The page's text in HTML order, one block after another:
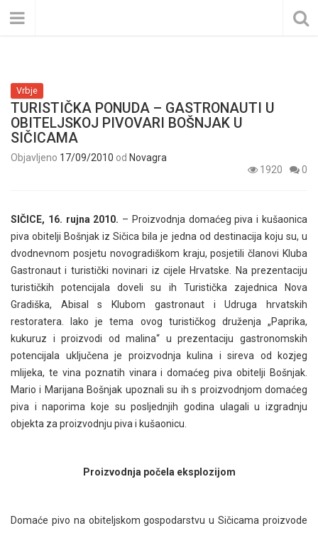
Vrbje
TURISTIČKA PONUDA – GASTRONAUTI U
OBITELJSKOJ PIVOVARI BOŠNJAK U
SIČICAMA
Objavljeno 17/09/2010 od Novagra
1920
0
SIČICE, 16. rujna 2010. – Proizvodnja domaćeg piva i kušaonica
piva obitelji Bošnjak iz Sičica bila je jedna od destinacija koju su, u
dvodnevnom posjetu novogradiškom kraju, posjetili članovi Kluba
Gastronaut i turistički novinari iz cijele Hrvatske. Na prezentaciju
turističkih potencijala doveli su ih Turistička zajednica Nova
Gradiška, Abisal s Klubom gastronaut i Udruga hrvatskih
restoratera. Iako je tema ovog turističkog druženja „Paprika,
kukuruz i proizvodi od malina“ u prezentaciju gastronomskih
potencijala uključena je proizvodnja kulina i sireva od kozjeg
mlijeka, te vina poznatih vinara i domaćeg piva obitelji Bošnjak.
Mario i Marijana Bošnjak upoznali su ih s proizvodnjom domaćeg
piva i naporima koje su posljednjih godina ulagali u izgradnju
objekta za proizvodnju piva i kušaonicu.
Proizvodnja počela eksplozijom
Domaće pivo na obiteljskom gospodarstvu u Sičicama proizvode